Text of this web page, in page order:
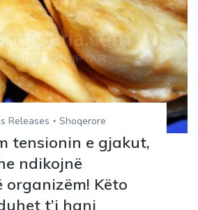
Releases Shoqerore
tensionin e gjakut,
ndikojnë
Këto
t’i hani